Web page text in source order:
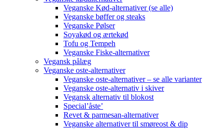
Veganske Kød-alternativer (se alle)
Veganske bøffer og steaks
Veganske Pølser
Soyakød og ærtekød
Tofu og Tempeh
Veganske Fiske-alternativer
Vegansk pålæg
Veganske oste-alternativer
Veganske oste-alternativer – se alle varianter
Veganske oste-alternativ i skiver
Vegansk alternativ til blokost
Special’åste’
Revet & parmesan-alternativer
Veganske alternativer til smøreost & dip